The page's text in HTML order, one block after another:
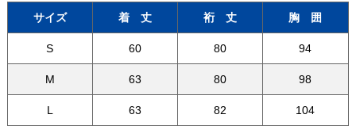
サイズ 着 丈 裄 丈 胸 囲
S 60 80 94
M 63 80 98
L 63 82 104